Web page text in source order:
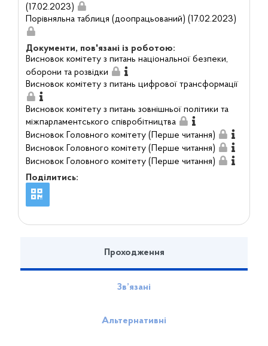
(17.02.2023)
Порівняльна таблиця (доопрацьований) (17.02.2023)
Документи, пов'язані із роботою:
Висновок комітету з питань національної безпеки,
оборони та розвідки
Висновок комітету з питань цифрової трансформації
Висновок комітету з питань зовнішньої політики та
міжпарламентського співробітництва
Висновок Головного комітету (Перше читання)
Висновок Головного комітету (Перше читання)
Висновок Головного комітету (Перше читання)
Поділитись:
Проходження
Зв’язані
Альтернативні